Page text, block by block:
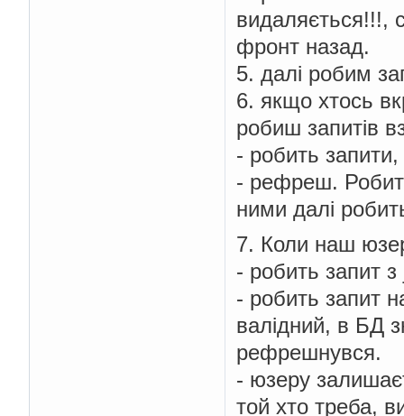
видаляється!!!,
фронт назад.
5. далі робим
6. якщо хтось
робиш запитів
- робить
- рефреш.
ними далі
7. Коли наш
- робить запит
- робить запит
валідний, в БД
рефрешнувся.
- юзеру
той хто треба,